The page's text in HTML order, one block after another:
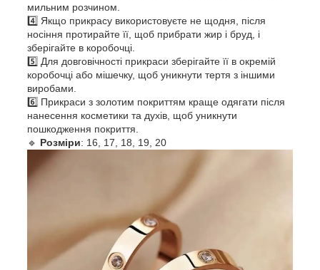
мильним розчином.
4️⃣ Якщо прикрасу використовуєте не щодня, після
носіння протирайте її, щоб прибрати жир і бруд, і
зберігайте в коробочці.
5️⃣ Для довговічності прикраси зберігайте її в окремій
коробочці або мішечку, щоб уникнути тертя з іншими
виробами.
6️⃣ Прикраси з золотим покриттям краще одягати після
нанесення косметики та духів, щоб уникнути
пошкодження покриття.
🔹 Розміри: 16, 17, 18, 19, 20